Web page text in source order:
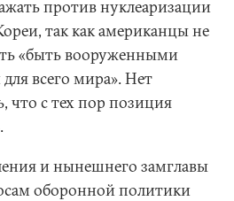
против нуклеаризации
так как американцы не
«быть вооруженными
всего мира». Нет
что с тех пор позиция
и нынешнего замглавы
оборонной политики